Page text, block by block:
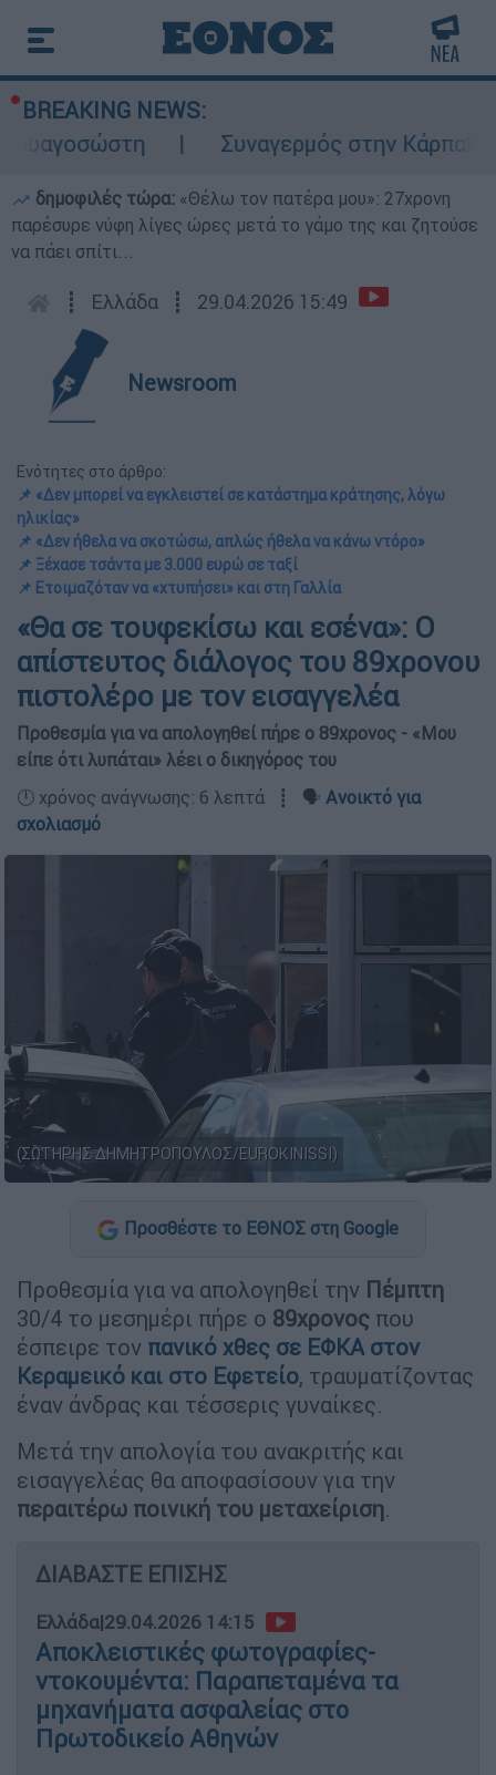
BREAKING NEWS:
Συναγερμός στην Κάρπαθο:
δημοφιλές τώρα: «Θέλω τον πατέρα μου»: 27χρονη
παρέσυρε νύφη λίγες ώρες μετά το γάμο της και ζητούσε
να πάει σπίτι...
┋ Ελλάδα ┋ 29.04.2026 15:49
Newsroom
Ενότητες στο άρθρο:
📌 «Δεν μπορεί να εγκλειστεί σε κατάστημα κράτησης, λόγω
ηλικίας»
📌 «Δεν ήθελα να σκοτώσω, απλώς ήθελα να κάνω ντόρο»
📌 Ξέχασε τσάντα με 3.000 ευρώ σε ταξί
📌 Ετοιμαζόταν να «χτυπήσει» και στη Γαλλία
«Θα σε τουφεκίσω και εσένα»: Ο
απίστευτος διάλογος του 89χρονου
πιστολέρο με τον εισαγγελέα
Προθεσμία για να απολογηθεί πήρε ο 89χρονος - «Μου
είπε ότι λυπάται» λέει ο δικηγόρος του
🕛 χρόνος ανάγνωσης: 6 λεπτά ┋ 🗣️ Ανοικτό για
σχολιασμό
(ΣΩΤΗΡΗΣ ΔΗΜΗΤΡΟΠΟΥΛΟΣ/EUROKINISSI)
Προσθέστε το ΕΘΝΟΣ στη Google
Προθεσμία για να απολογηθεί την Πέμπτη
30/4 το μεσημέρι πήρε ο 89χρονος που
έσπειρε τον πανικό χθες σε ΕΦΚΑ στον
Κεραμεικό και στο Εφετείο, τραυματίζοντας
έναν άνδρας και τέσσερις γυναίκες.
Μετά την απολογία του ανακριτής και
εισαγγελέας θα αποφασίσουν για την
περαιτέρω ποινική του μεταχείριση.
ΔΙΑΒΑΣΤΕ ΕΠΙΣΗΣ
Ελλάδα|29.04.2026 14:15
Αποκλειστικές φωτογραφίες-
ντοκουμέντα: Παραπεταμένα τα
μηχανήματα ασφαλείας στο
Πρωτοδικείο Αθηνών